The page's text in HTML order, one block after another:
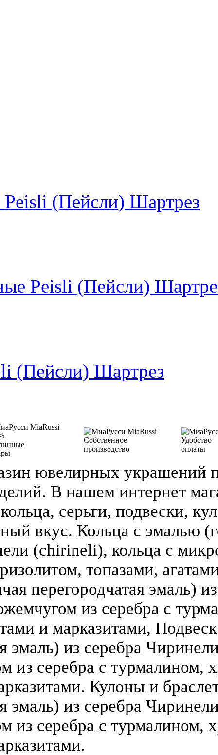
(Пейсли) Шартрез
Peisli (Пейсли)
(Пейсли) Шартрез
Собственное
производство
Удобство
оплаты
ювелирных украшений
В нашем интернет
серьги, подвески,
вкус. Кольца с эмалью
(chirineli), кольца с
топазами,
перегородчатая эмаль)
из серебра с
и марказитами,
эмаль) из серебра
из серебра с турмалином,
Кулоны и
эмаль) из серебра
из серебра с турмалином,